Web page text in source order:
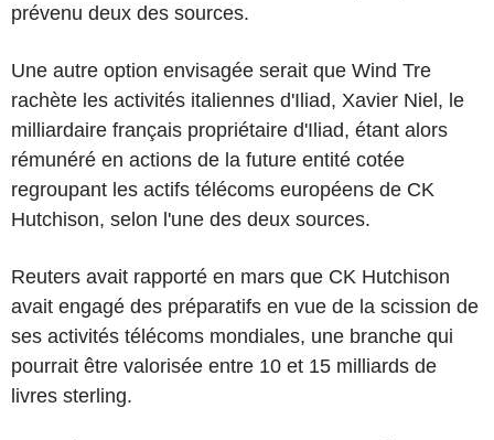
prévenu deux des sources.
Une autre option envisagée serait que Wind Tre
rachète les activités italiennes d'Iliad, Xavier Niel, le
milliardaire français propriétaire d'Iliad, étant alors
rémunéré en actions de la future entité cotée
regroupant les actifs télécoms européens de CK
Hutchison, selon l'une des deux sources.
Reuters avait rapporté en mars que CK Hutchison
avait engagé des préparatifs en vue de la scission de
ses activités télécoms mondiales, une branche qui
pourrait être valorisée entre 10 et 15 milliards de
livres sterling.